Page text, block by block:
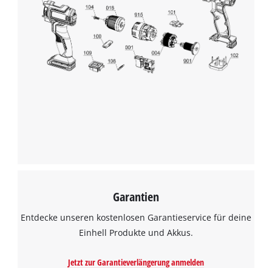
Garantien
Entdecke unseren kostenlosen Garantieservice für deine
Einhell Produkte und Akkus.
Jetzt zur Garantieverlängerung anmelden